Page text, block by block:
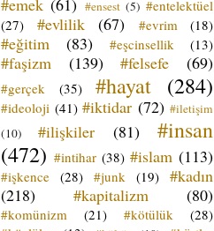
#ensest (5) #entelektüel
(27)
#evlilik (67) #evrim (18)
#eğitim (83) #eşcinsellik (13)
#faşizm (139) #felsefe (69)
#gerçek (35) #hayat (284)
#ideoloji (41) #iktidar (72) #iletişim
(10)
#ilişkiler (81)
#insan
(472) #intihar (38) #islam (113)
#işkence (28) #junk (19) #kadın
(218)
#kapitalizm (80)
#komünizm (21) #kötülük
(28)